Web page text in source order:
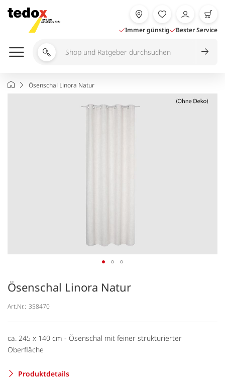
Inhalt
springen
Immer günstig Bester Service
Shop
durchsuchen
StartseiteÖsenschal Linora Natur
Ösenschal Linora Natur
Art.Nr.: 358470
ca. 245 x 140 cm - Ösenschal mit feiner strukturierter
Oberfläche
Produktdetails